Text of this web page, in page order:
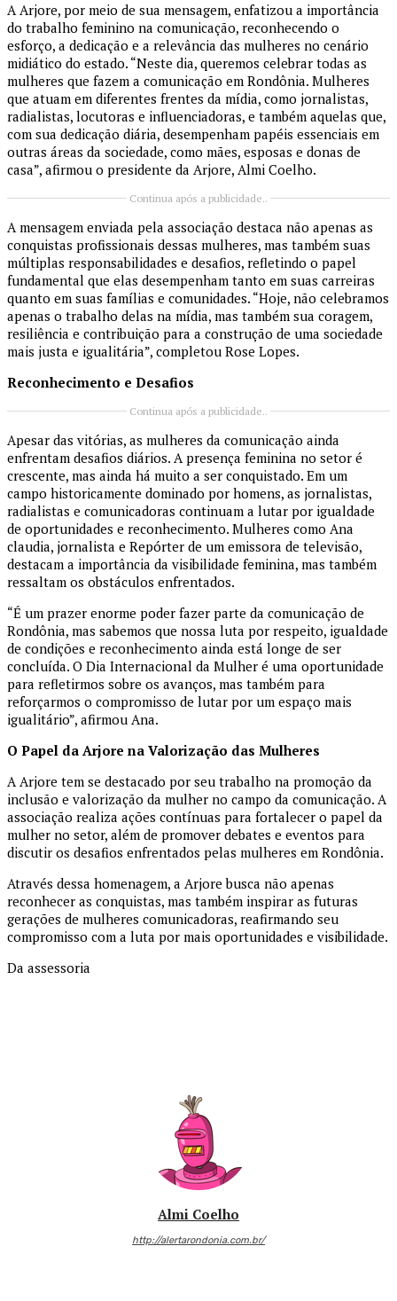
A Arjore, por meio de sua mensagem, enfatizou a importância
do trabalho feminino na comunicação, reconhecendo o
esforço, a dedicação e a relevância das mulheres no cenário
midiático do estado. “Neste dia, queremos celebrar todas as
mulheres que fazem a comunicação em Rondônia. Mulheres
que atuam em diferentes frentes da mídia, como jornalistas,
radialistas, locutoras e influenciadoras, e também aquelas que,
com sua dedicação diária, desempenham papéis essenciais em
outras áreas da sociedade, como mães, esposas e donas de
casa”, afirmou o presidente da Arjore, Almi Coelho.
Continua após a publicidade..
A mensagem enviada pela associação destaca não apenas as
conquistas profissionais dessas mulheres, mas também suas
múltiplas responsabilidades e desafios, refletindo o papel
fundamental que elas desempenham tanto em suas carreiras
quanto em suas famílias e comunidades. “Hoje, não celebramos
apenas o trabalho delas na mídia, mas também sua coragem,
resiliência e contribuição para a construção de uma sociedade
mais justa e igualitária”, completou Rose Lopes.
Reconhecimento e Desafios
Continua após a publicidade..
Apesar das vitórias, as mulheres da comunicação ainda
enfrentam desafios diários. A presença feminina no setor é
crescente, mas ainda há muito a ser conquistado. Em um
campo historicamente dominado por homens, as jornalistas,
radialistas e comunicadoras continuam a lutar por igualdade
de oportunidades e reconhecimento. Mulheres como Ana
claudia, jornalista e Repórter de um emissora de televisão,
destacam a importância da visibilidade feminina, mas também
ressaltam os obstáculos enfrentados.
“É um prazer enorme poder fazer parte da comunicação de
Rondônia, mas sabemos que nossa luta por respeito, igualdade
de condições e reconhecimento ainda está longe de ser
concluída. O Dia Internacional da Mulher é uma oportunidade
para refletirmos sobre os avanços, mas também para
reforçarmos o compromisso de lutar por um espaço mais
igualitário”, afirmou Ana.
O Papel da Arjore na Valorização das Mulheres
A Arjore tem se destacado por seu trabalho na promoção da
inclusão e valorização da mulher no campo da comunicação. A
associação realiza ações contínuas para fortalecer o papel da
mulher no setor, além de promover debates e eventos para
discutir os desafios enfrentados pelas mulheres em Rondônia.
Através dessa homenagem, a Arjore busca não apenas
reconhecer as conquistas, mas também inspirar as futuras
gerações de mulheres comunicadoras, reafirmando seu
compromisso com a luta por mais oportunidades e visibilidade.
Da assessoria
Almi Coelho
http://alertarondonia.com.br/